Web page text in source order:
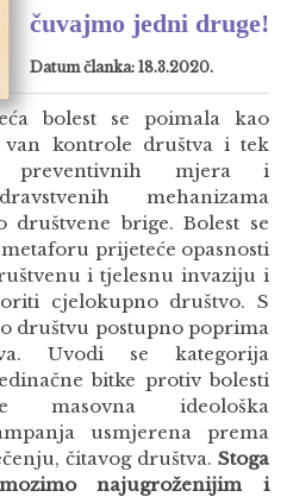
čuvajmo jedni druge!
Datum članka: 18.3.2020.
bolest se poimala kao
kontrole društva i tek
preventivnih mjera i
mehanizama
društvene brige. Bolest se
prijeteće opasnosti
i tjelesnu invaziju i
cjelokupno društvo. S
društvu postupno poprima
Uvodi se kategorija
bitke protiv bolesti
masovna ideološka
usmjerena prema
čitavog društva. Stoga
najugroženijim i